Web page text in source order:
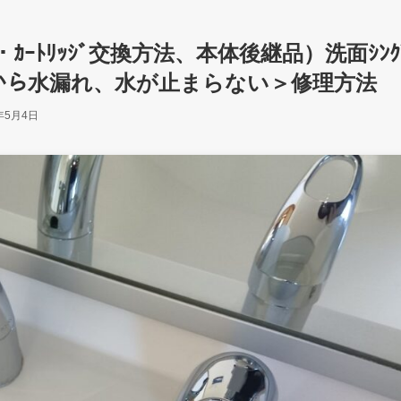
ｰﾄﾘｯｼﾞ交換方法、本体後継品）洗面ｼﾝ
ら水漏れ、水が止まらない＞修理方法
5月4日